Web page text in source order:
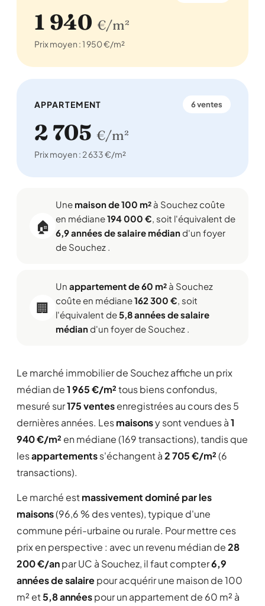
1 940 €/m²
Prix moyen : 1 950 €/m²
APPARTEMENT 6 ventes
2 705 €/m²
Prix moyen : 2 633 €/m²
🏠
Une maison de 100 m² à Souchez coûte
en médiane194 000 €, soit l'équivalent de
6,9 années de salaire médiand'un foyer
de Souchez .
🏢
Un appartement de 60 m² à Souchez
coûte en médiane162 300 €, soit
l'équivalent de5,8 années de salaire
médiand'un foyer de Souchez .
Le marché immobilier de Souchez affiche un prix
médian de1 965 €/m²tous biens confondus,
mesuré sur175 ventesenregistrées au cours des 5
dernières années. Lesmaisonsy sont vendues à1
940 €/m² en médiane (169 transactions), tandis que
lesappartementss'échangent à2 705 €/m²(6
transactions).
Le marché estmassivement dominé par les
maisons(96,6 % des ventes), typique d'une
commune péri-urbaine ou rurale. Pour mettre ces
prix en perspective : avec un revenu médian de28
200 €/anpar UC à Souchez, il faut compter6,9
années de salairepour acquérir une maison de 100
m² et5,8 annéespour un appartement de 60 m² à